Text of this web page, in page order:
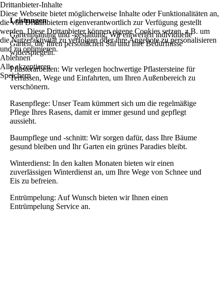
Leistungen
Gartenplanung und -gestaltung: Wir entwerfen individuelle
Gärten, die Ihren persönlichen Stil und Ihre Bedürfnisse
widerspiegeln.
Pflasterarbeiten: Wir verlegen hochwertige Pflastersteine für
Terrassen, Wege und Einfahrten, um Ihren Außenbereich zu
verschönern.
Rasenpflege: Unser Team kümmert sich um die regelmäßige
Pflege Ihres Rasens, damit er immer gesund und gepflegt
aussieht.
Baumpflege und -schnitt: Wir sorgen dafür, dass Ihre Bäume
gesund bleiben und Ihr Garten ein grünes Paradies bleibt.
Winterdienst: In den kalten Monaten bieten wir einen
zuverlässigen Winterdienst an, um Ihre Wege von Schnee und
Eis zu befreien.
Entrümpelung: Auf Wunsch bieten wir Ihnen einen
Entrümpelung Service an.
Drittanbieter-Inhalte
Diese Webseite bietet möglicherweise Inhalte oder Funktionalitäten an,
die von Drittanbietern eigenverantwortlich zur Verfügung gestellt
werden. Diese Drittanbieter können eigene Cookies setzen, z.B. um
die Nutzeraktivität zu verfolgen oder ihre Angebote zu personalisieren
und zu optimieren.
Ablehnen
Alle akzeptieren
Speichern